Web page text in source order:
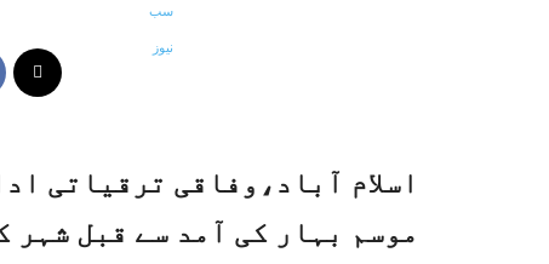
اسلام آباد،وفاقی ترقیاتی
موسم بہار کی آمد سے قبل شہر